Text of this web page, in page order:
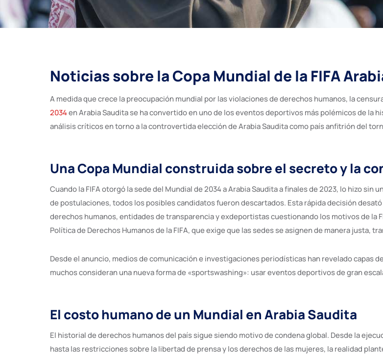
Noticias sobre la Copa Mundial de la FIFA
A medida que crece la preocupación mundial por las violaciones de derechos humanos, la
2034en Arabia Saudita se ha convertido en uno de los eventos deportivos más polémicos de la
análisis críticos en torno a la controvertida elección de Arabia Saudita como país anfitrión del
Una Copa Mundial construida sobre el secreto y la
Cuando la FIFA otorgó la sede del Mundial de 2034 a Arabia Saudita a finales de 2023, lo hizo
de postulaciones, todos los posibles candidatos fueron descartados. Esta rápida decisión
derechos humanos, entidades de transparencia y exdeportistas cuestionando los motivos de la
Política de Derechos Humanos de la FIFA, que exige que las sedes se asignen de manera justa,
Desde el anuncio, medios de comunicación e investigaciones periodísticas han revelado capas
muchos consideran una nueva forma de «sportswashing»: usar eventos deportivos de gran
El costo humano de un Mundial en Arabia Saudita
El historial de derechos humanos del país sigue siendo motivo de condena global. Desde la
hasta las restricciones sobre la libertad de prensa y los derechos de las mujeres, la realidad